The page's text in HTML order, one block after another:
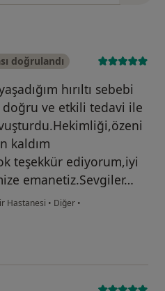
doğrulandı
hırıltı sebebi
doğru ve etkili tedavi ile
kaldım
teşekkür ediyorum,iyi
emanetiz.Sevgiler…
Hastanesi • Diğer •